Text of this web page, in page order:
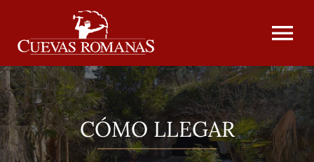
contenido
INICIO
SOBRE NOSOTROS
CÓMO LLEGAR